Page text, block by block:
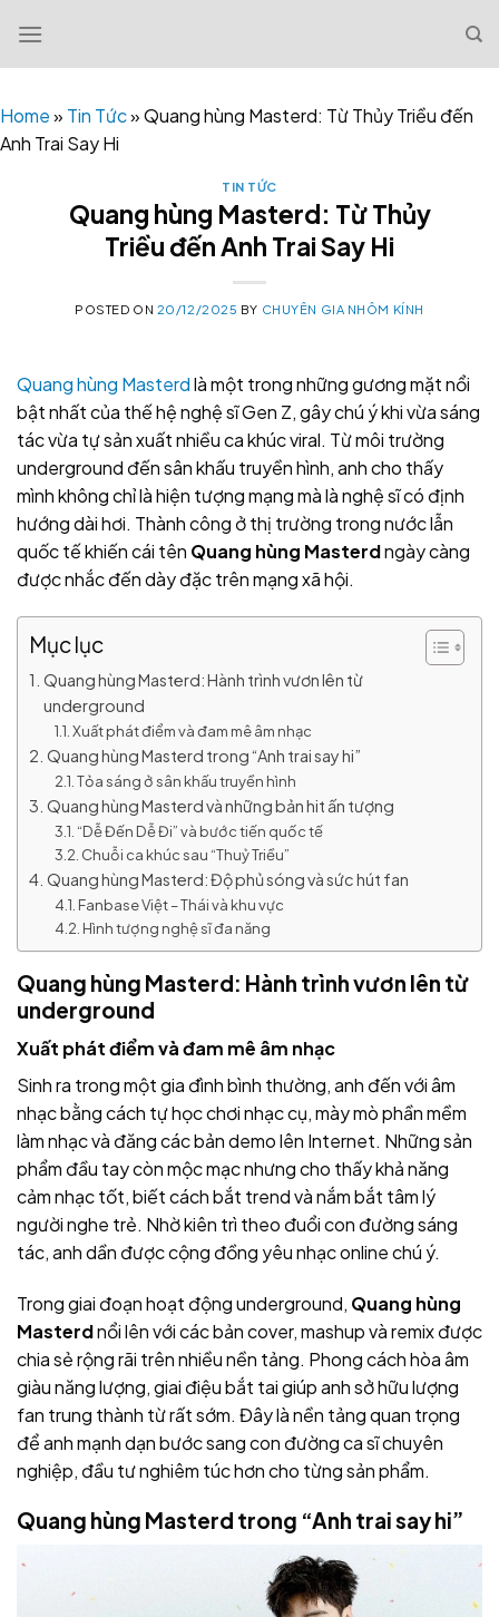
content
Home» Tin Tức»Quang hùng Masterd: Từ Thủy Triều đến
Anh Trai Say Hi
TIN TỨC
Quang hùng Masterd: Từ Thủy
Triều đến Anh Trai Say Hi
POSTED ON 20/12/2025 BY CHUYÊN GIA NHÔM KÍNH
Quang hùng Masterdlà một trong những gương mặt nổi
bật nhất của thế hệ nghệ sĩ Gen Z, gây chú ý khi vừa sáng
tác vừa tự sản xuất nhiều ca khúc viral. Từ môi trường
underground đến sân khấu truyền hình, anh cho thấy
mình không chỉ là hiện tượng mạng mà là nghệ sĩ có định
hướng dài hơi. Thành công ở thị trường trong nước lẫn
quốc tế khiến cái tên Quang hùng Masterdngày càng
được nhắc đến dày đặc trên mạng xã hội.
Mục lục
Quang hùng Masterd: Hành trình vươn lên từ
underground
Xuất phát điểm và đam mê âm nhạc
Quang hùng Masterd trong “Anh trai say hi”
Tỏa sáng ở sân khấu truyền hình
Quang hùng Masterd và những bản hit ấn tượng
“Dễ Đến Dễ Đi” và bước tiến quốc tế
Chuỗi ca khúc sau “Thuỷ Triều”
Quang hùng Masterd: Độ phủ sóng và sức hút fan
Fanbase Việt – Thái và khu vực
Hình tượng nghệ sĩ đa năng
Quang hùng Masterd: Hành trình vươn lên từ
underground
Xuất phát điểm và đam mê âm nhạc
Sinh ra trong một gia đình bình thường, anh đến với âm
nhạc bằng cách tự học chơi nhạc cụ, mày mò phần mềm
làm nhạc và đăng các bản demo lên Internet. Những sản
phẩm đầu tay còn mộc mạc nhưng cho thấy khả năng
cảm nhạc tốt, biết cách bắt trend và nắm bắt tâm lý
người nghe trẻ. Nhờ kiên trì theo đuổi con đường sáng
tác, anh dần được cộng đồng yêu nhạc online chú ý.
Trong giai đoạn hoạt động underground, Quang hùng
Masterdnổi lên với các bản cover, mashup và remix được
chia sẻ rộng rãi trên nhiều nền tảng. Phong cách hòa âm
giàu năng lượng, giai điệu bắt tai giúp anh sở hữu lượng
fan trung thành từ rất sớm. Đây là nền tảng quan trọng
để anh mạnh dạn bước sang con đường ca sĩ chuyên
nghiệp, đầu tư nghiêm túc hơn cho từng sản phẩm.
Quang hùng Masterd trong “Anh trai say hi”